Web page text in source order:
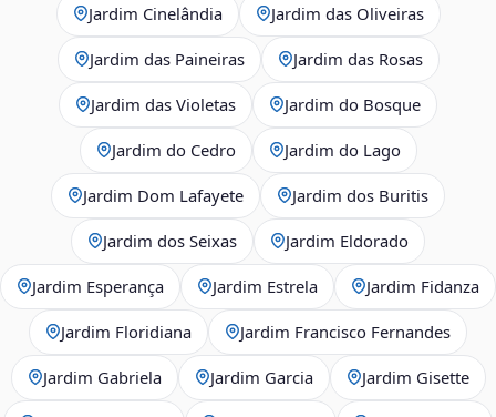
Jardim Cinelândia Jardim das Oliveiras
Jardim das Paineiras Jardim das Rosas
Jardim das Violetas Jardim do Bosque
Jardim do Cedro Jardim do Lago
Jardim Dom Lafayete Jardim dos Buritis
Jardim dos Seixas Jardim Eldorado
Jardim Esperança Jardim Estrela Jardim Fidanza
Jardim Floridiana Jardim Francisco Fernandes
Jardim Gabriela Jardim Garcia Jardim Gisette